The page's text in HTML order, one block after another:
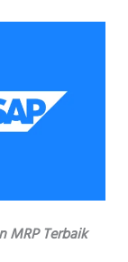
MRP Terbaik